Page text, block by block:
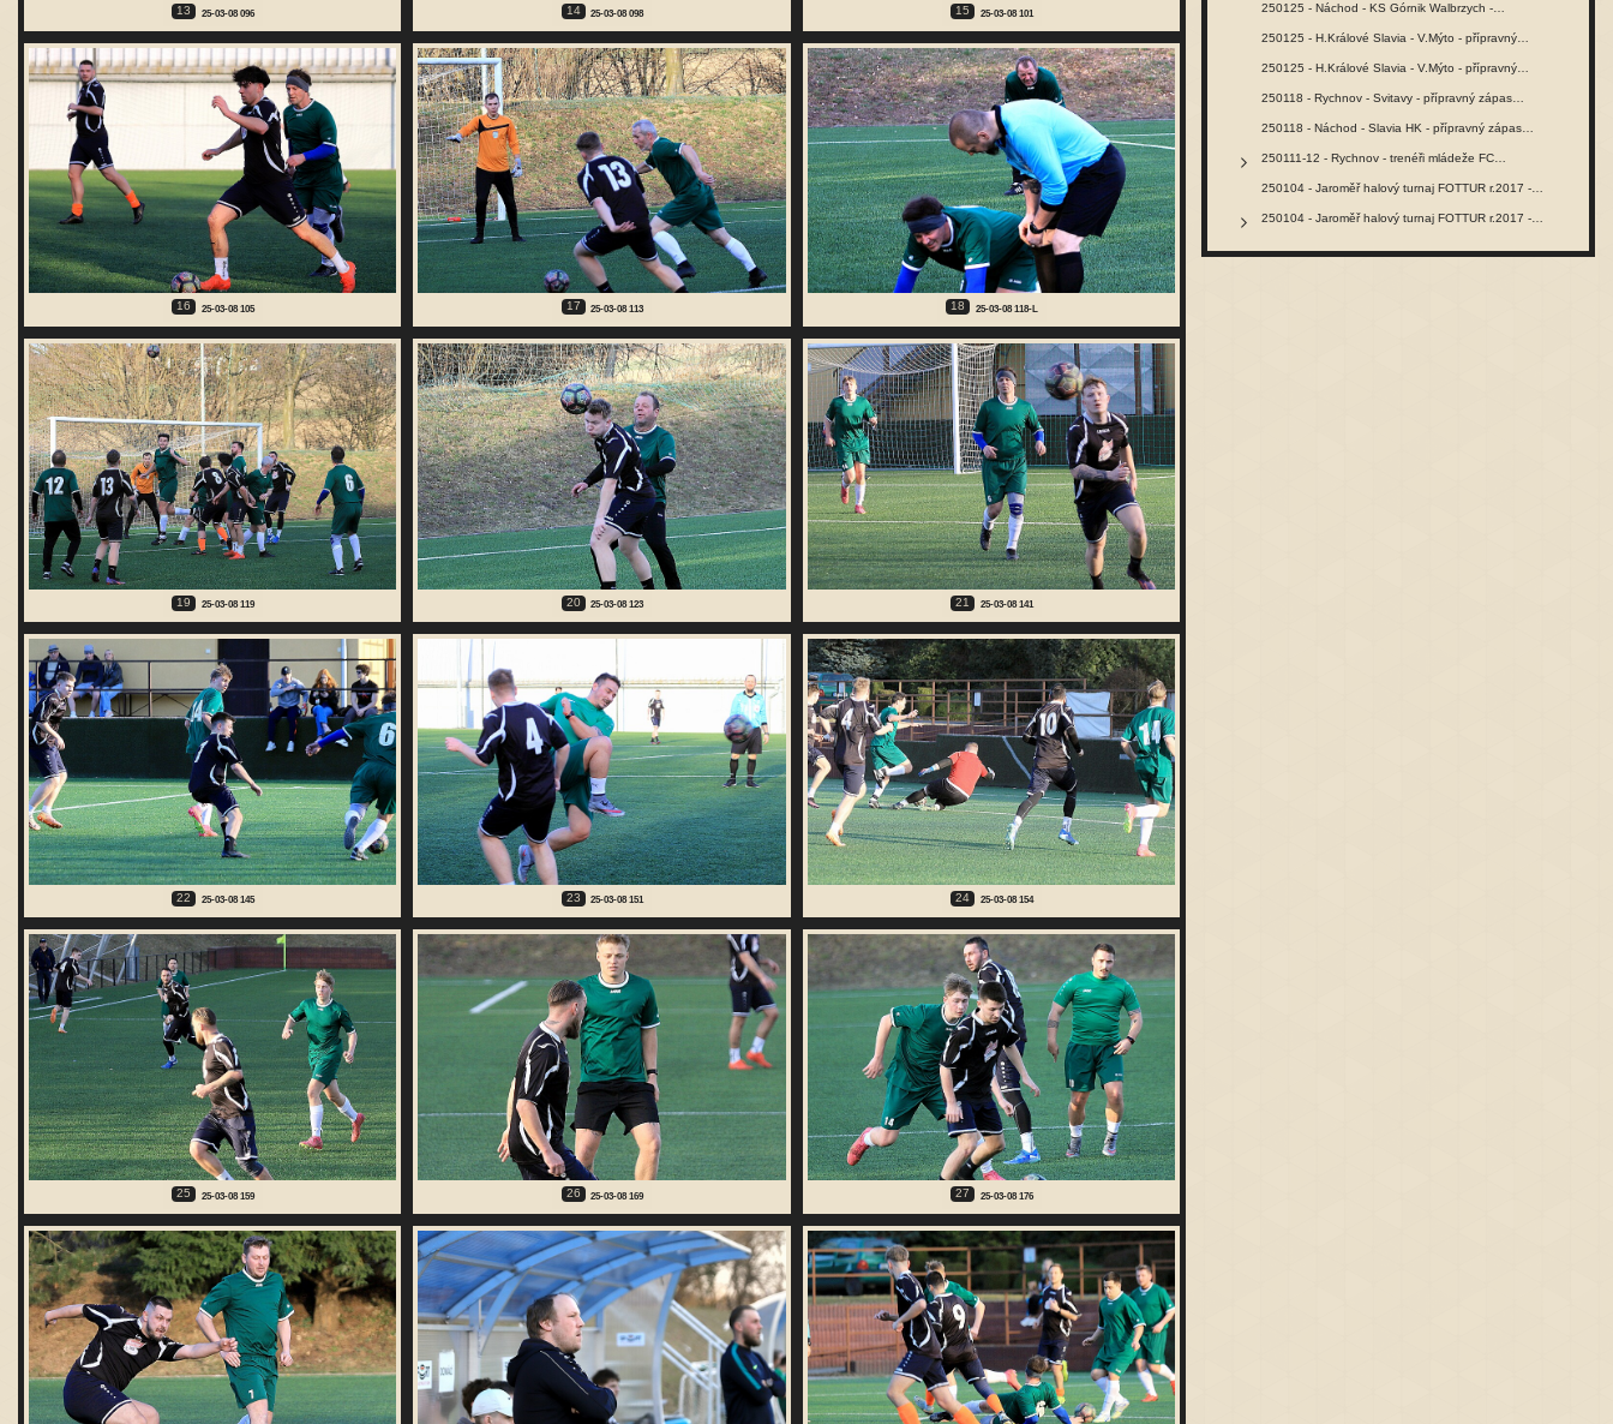
13 25-03-08 096 14 25-03-08 098 15 25-03-08 101
16 25-03-08 105 17 25-03-08 113 18 25-03-08 118-L
19 25-03-08 119 20 25-03-08 123 21 25-03-08 141
22 25-03-08 145 23 25-03-08 151 24 25-03-08 154
25 25-03-08 159 26 25-03-08 169 27 25-03-08 176
250125 - Náchod - KS Górnik Walbrzych -…
250125 - H.Králové Slavia - V.Mýto - přípravný…
250125 - H.Králové Slavia - V.Mýto - přípravný…
250118 - Rychnov - Svitavy - přípravný zápas…
250118 - Náchod - Slavia HK - přípravný zápas…
250111-12 - Rychnov - trenéři mládeže FC…
250104 - Jaroměř halový turnaj FOTTUR r.2017 -…
250104 - Jaroměř halový turnaj FOTTUR r.2017 -…